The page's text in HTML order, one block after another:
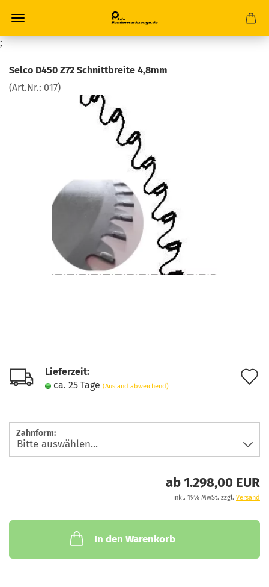
;
Selco D450 Z72 Schnittbreite 4,8mm
(Art.Nr.: 017)
Lieferzeit:
ca. 25 Tage (Ausland abweichend)
Zahnform:
ab 1.298,00 EUR
inkl. 19% MwSt. zzgl. Versand
In den Warenkorb